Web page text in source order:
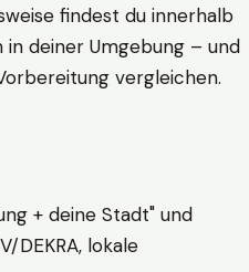
findest du innerhalb
deiner Umgebung – und
vergleichen.
+ deine Stadt" und
DEKRA, lokale